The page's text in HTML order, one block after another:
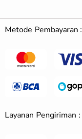
Metode Pembayaran :
Layanan Pengiriman :